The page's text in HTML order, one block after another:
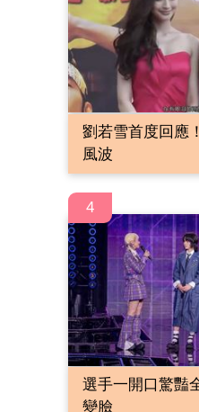
劉若雪首度回應
風波
4
選手一開口驚
變臉